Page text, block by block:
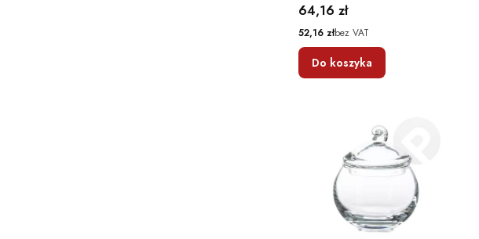
Cena
64,16 zł
Cena
52,16 złbez VAT
Do koszyka